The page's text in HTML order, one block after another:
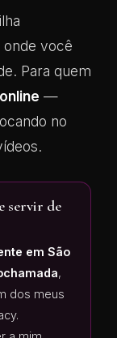
onde você
Para quem
online —
no
servir de
em São
,
dos meus